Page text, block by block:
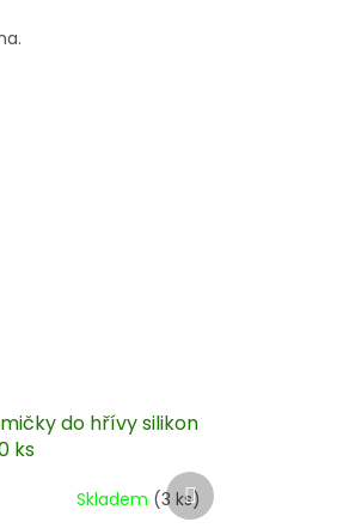
do hřívy silikon
ks
Skladem (3 ks)
Další
produkt